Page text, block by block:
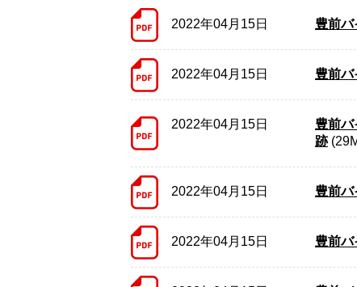
2022年04月15日 豊前
2022年04月15日 豊前
2022年04月15日
豊前
跡
2022年04月15日 豊前
2022年04月15日 豊前